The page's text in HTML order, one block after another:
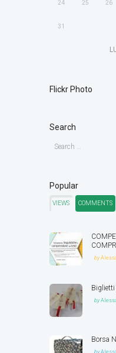
24 25 26
31
Flickr Photo
Search
Popular
VIEWS COMMENTS
by
Biglietti
by
Borsa